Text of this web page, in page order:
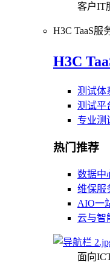
客户IT
H3C TaaS服
H3C
测试体
测试平
专业测
热门推荐
数据中
维保服
AIO一
云与智
面向